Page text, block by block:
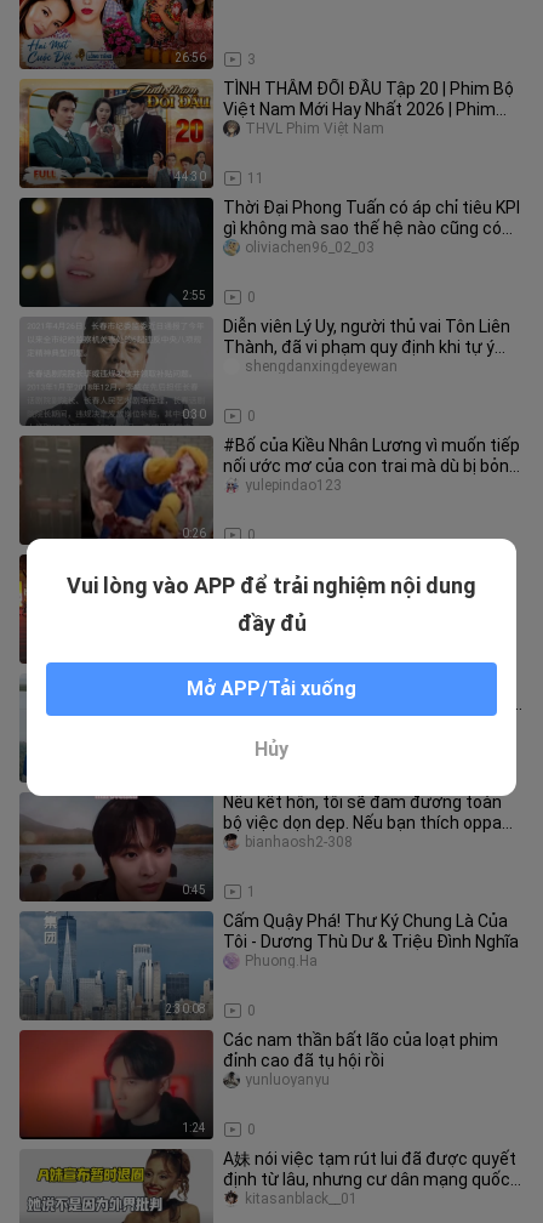
26:56 3
44:30
TÌNH THÂM ĐỐI ĐẦU Tập 20 | Phim Bộ
Việt Nam Mới Hay Nhất 2026 | Phim
Truyện Việt Nam 2026 | THVL
11
THVL Phim Việt Nam
2:55
Thời Đại Phong Tuấn có áp chỉ tiêu KPI
gì không mà sao thế hệ nào cũng có
một “thần” kỳ quặc vậy?
0
oliviachen96_02_03
0:30
Diễn viên Lý Uy, người thủ vai Tôn Liên
Thành, đã vi phạm quy định khi tự ý
quyết định chi trả trợ c
0
shengdanxingdeyewan
0:26
#Bố của Kiều Nhân Lương vì muốn tiếp
nối ước mơ của con trai mà dù bị bỏng
tay vẫn kiên trì chế biến
0
yulepindao123
trong buổi hẹn hò bách biến bất ngờ
Phó Tân Bác muốn tạo bất ngờ lãng
mạn cho Dĩnh Nhi, nhưng cô ấy lại vô tư
0:45
Nếu kết hôn, tôi sẽ đảm đương toàn
bộ việc dọn dẹp. Nếu bạn thích oppa
thì tôi cũng có thể trở thành
1
bianhaosh2-308
2:30:08
Cấm Quậy Phá! Thư Ký Chung Là Của
Tôi - Dương Thù Dư & Triệu Đình Nghĩa
0
Phuong.Ha
1:24
Các nam thần bất lão của loạt phim
đỉnh cao đã tụ hội rồi
0
yunluoyanyu
A妹 nói việc tạm rút lui đã được quyết
định từ lâu, nhưng cư dân mạng quốc
tế lại cho rằng đó là do n
kitasanblack__01
Vui lòng vào APP để trải nghiệm nội dung
đầy đủ
Mở APP/Tải xuống
Hủy